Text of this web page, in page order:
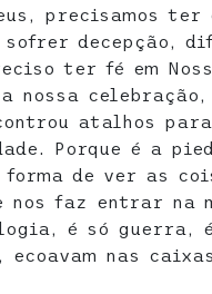
precisamos ter
decepção,
ter fé em
nossa
atalhos
Porque é a
de ver as
faz entrar na
é só guerra,
nas